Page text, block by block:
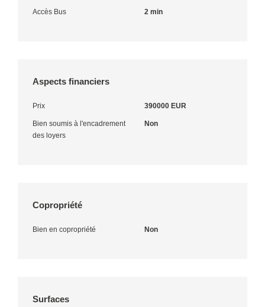
Accès Bus 2 min
Aspects financiers
Prix 390000 EUR
Bien soumis à l'encadrement
des loyers
Non
Copropriété
Bien en copropriété Non
Surfaces